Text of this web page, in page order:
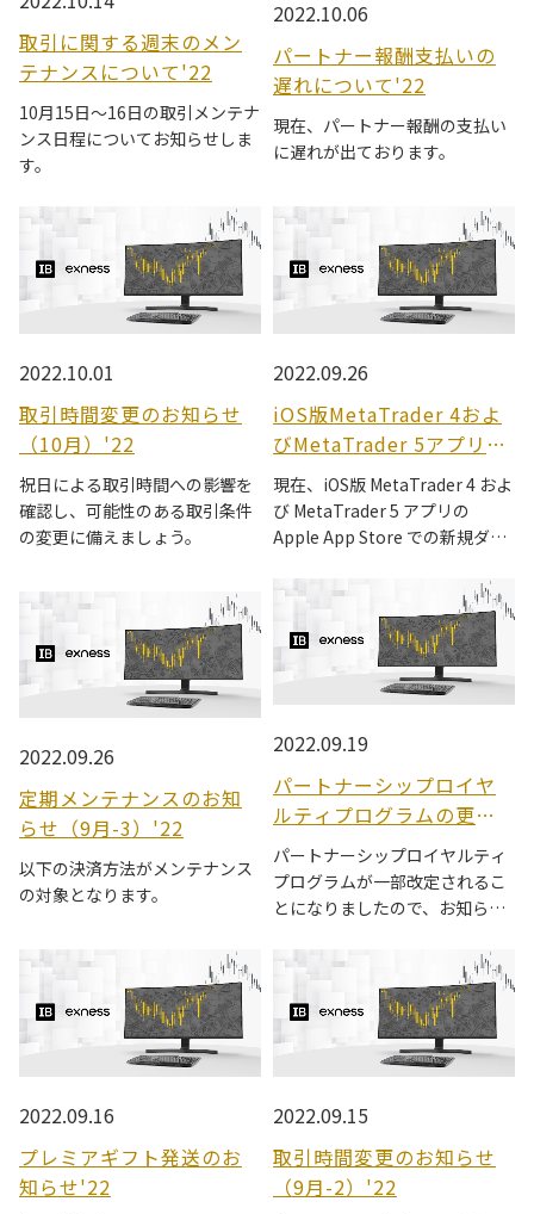
取引に関する週末のメン
テナンスについて'22
10月15日～16日の取引メンテナ
ンス日程についてお知らせしま
す。
2022.10.06
パートナー報酬支払いの
遅れについて'22
現在、パートナー報酬の支払い
に遅れが出ております。
2022.10.01
取引時間変更のお知らせ
（10月）'22
祝日による取引時間への影響を
確認し、可能性のある取引条件
の変更に備えましょう。
2022.09.26
iOS版MetaTrader 4およ
びMetaTrader 5アプリに
ついて'22
現在、iOS版 MetaTrader 4 およ
び MetaTrader 5 アプリの
Apple App Store での新規ダウ
ます。
2022.09.26
定期メンテナンスのお知
らせ（9月-3）'22
以下の決済方法がメンテナンス
の対象となります。
2022.09.19
パートナーシップロイヤ
ルティプログラムの更
新'22
パートナーシップロイヤルティ
プログラムが一部改定されるこ
とになりましたので、お知らせ
2022.09.16
プレミアギフト発送のお
知らせ'22
2022.09.15
取引時間変更のお知らせ
（9月-2）'22